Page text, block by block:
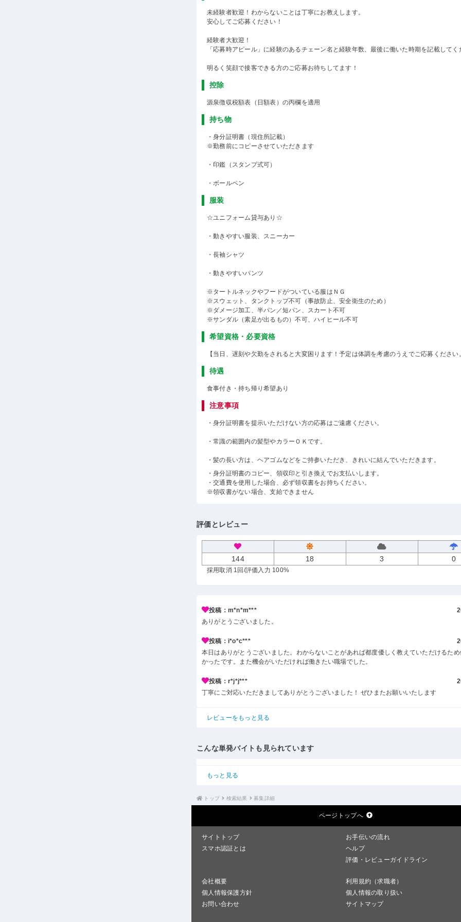
未経験者歓迎！わからないことは丁寧にお教えします。
安心してご応募ください！
経験者大歓迎！
「応募時アピール」に経験のあるチェーン名と経験年数、最後に働いた時期を記載してく
明るく笑顔で接客できる方のご応募お待ちしてます！
控除
源泉徴収税額表（日額表）の丙欄を適用
持ち物
・身分証明書（現住所記載）
※勤務前にコピーさせていただきます
・印鑑（スタンプ式可）
・ボールペン
服装
☆ユニフォーム貸与あり☆
・動きやすい服装、スニーカー
・長袖シャツ
・動きやすいパンツ
※タートルネックやフードがついている服はＮＧ
※スウェット、タンクトップ不可（事故防止、安全衛生のため）
※ダメージ加工、半パン／短パン、スカート不可
※サンダル（素足が出るもの）不可、ハイヒール不可
希望資格・必要資格
【当日、遅刻や欠勤をされると大変困ります！予定は体調を考慮のうえでご応募ください
待遇
食事付き・持ち帰り希望あり
注意事項
・身分証明書を提示いただけない方の応募はご遠慮ください。
・常識の範囲内の髪型やカラーＯＫです。
・髪の長い方は、ヘアゴムなどをご持参いただき、きれいに結んでいただきます。
・身分証明書のコピー、領収印と引き換えでお支払いします。
・交通費を使用した場合、必ず領収書をお持ちください。
※領収書がない場合、支給できません
評価とレビュー
144 18 3 0
採用取消 1回 /評価入力 100%
投稿：m*n*m***
ありがとうございました。
投稿：i*o*c***
本日はありがとうございました。わからないことがあれば都度優しく教えていただけるた
かったです。また機会がいただければ働きたい職場でした。
投稿：r*j*j***
丁寧にご対応いただきましてありがとうございました！ ぜひまたお願いいたします
レビューをもっと見る
こんな単発バイトも見られています
もっと見る
トップ 検索結果 募集詳細
ページトップへ
サイトトップ
お手伝いの流れ
スマホ認証とは
ヘルプ
評価・レビューガイドライン
会社概要
利用規約（求職者）
個人情報保護方針
個人情報の取り扱い
お問い合わせ
サイトマップ